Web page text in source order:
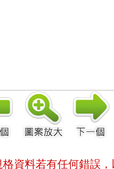
格資料若有任何錯誤